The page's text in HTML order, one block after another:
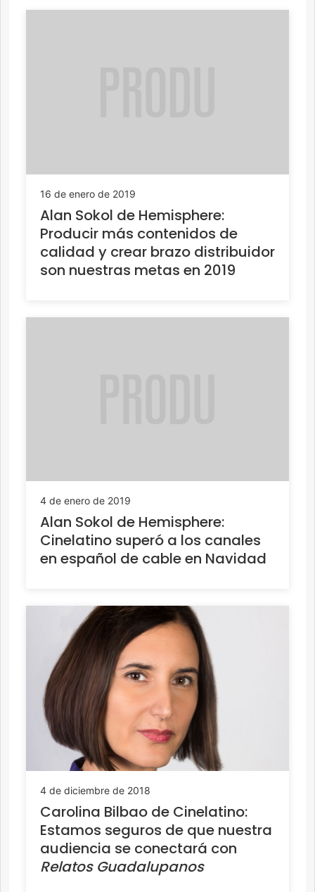
16 de enero de 2019
Alan Sokol de Hemisphere:
Producir más contenidos de
calidad y crear brazo distribuidor
son nuestras metas en 2019
4 de enero de 2019
Alan Sokol de Hemisphere:
Cinelatino superó a los canales
en español de cable en Navidad
4 de diciembre de 2018
Carolina Bilbao de Cinelatino:
Estamos seguros de que nuestra
audiencia se conectará con
Relatos Guadalupanos